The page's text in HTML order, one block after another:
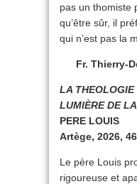
pas un thomiste
qu’être sûr, il
qui n’est pas la
Fr. Thierry-
LA THEOLOGIE
LUMIÈRE DE
PERE LOUIS
Artège, 2026,
Le père Louis
rigoureuse et